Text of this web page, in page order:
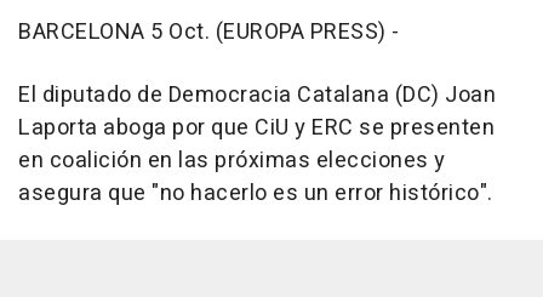
BARCELONA 5 Oct. (EUROPA PRESS) -
El diputado de Democracia Catalana (DC) Joan
Laporta aboga por que CiU y ERC se presenten
en coalición en las próximas elecciones y
asegura que "no hacerlo es un error histórico".